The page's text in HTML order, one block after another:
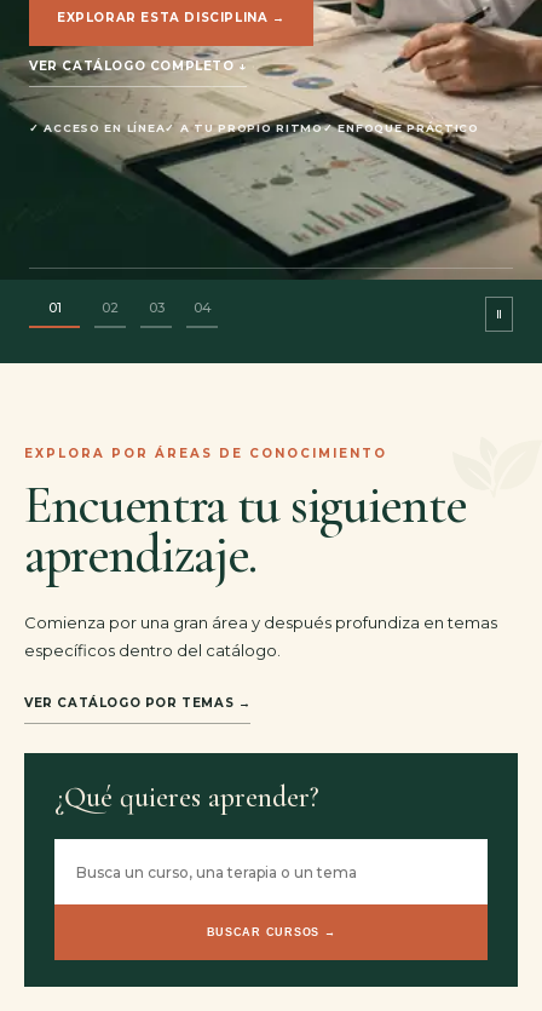
EXPLORAR ESTA DISCIPLINA →
VER CATÁLOGO COMPLETO ↓
✓ ACCESO EN LÍNEA✓ A TU PROPIO RITMO✓ ENFOQUE PRÁCTICO
✓ ACCESO EN LÍNEA ✓ A TU PROPIO RITMO ✓ ENFOQUE PRÁCTICO
01 02 03 04
EXPLORA POR ÁREAS DE CONOCIMIENTO
Encuentra tu siguiente
aprendizaje.
Comienza por una gran área y después profundiza en temas
específicos dentro del catálogo.
VER CATÁLOGO POR TEMAS →
¿Qué quieres aprender?
BUSCAR CURSOS →